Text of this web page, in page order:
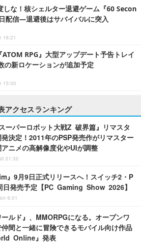
しな！核シェルター退避ゲーム『60 Secon
配信―退避後はサバイバルに突入
16:21
ATOM RPG』大型アップデート予告トレイ
の新ロケーションが追加予定
15:00
アクセスランキング
ーパーロボット大戦Z 破界篇』リマスタ
発決定！2011年のPSP発売作がリマスター
アニメの高解像度化やUIが調整
21:32
』9月9日正式リリースへ！スイッチ2・P
日発売予定【PC Gaming Show 2026】
6:01
ールド』、MMORPGになる。オープンワ
仲間と一緒に冒険できるモバイル向け作品
Online』発表